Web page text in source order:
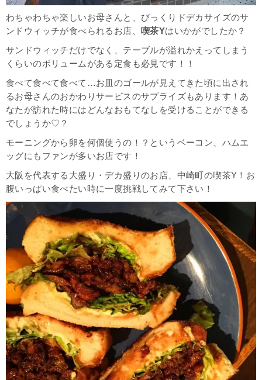
わちゃわちゃ楽しいお母さんと、びっくりドデカサイズのサ
ンドウィッチが食べられるお店、
喫茶Yはいかがでしたか？
サンドウィッチだけでなく、テーブルが溢れかえってしまう
くらいのボリュームがある定食も必見です！！
食べて食べて食べて…お皿のゴールが見えてきた頃に出され
るお母さんのおかわりサービスのサプライズもあります！あ
なたが訪れた時にはどんなおもてなしを受けることができる
でしょうか♡？
モーニングから卵を何個使うの！？というベーコン、ハムエ
ッグにもファンが多いお店です！
大阪を代表する大盛り・デカ盛りのお店、中崎町の喫茶Y！お
腹いっぱい食べたい時に一度挑戦してみて下さい！